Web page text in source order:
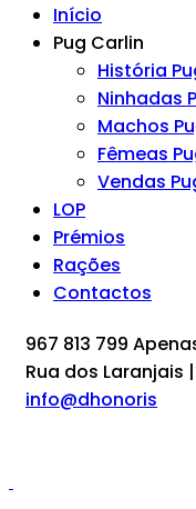
Início
Pug Carlin
História
Ninhadas
Machos
Fêmeas
Vendas
LOP
Prémios
Rações
Contactos
967 813 799
Rua dos
info@dhonoris